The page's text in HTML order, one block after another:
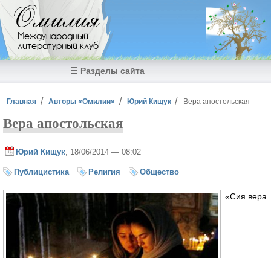
Перейти к основному содержанию
Омилия
Международный
литературный клуб
☰ Разделы сайта
Вы здесь
Главная Авторы «Омилии» Юрий Кищук Вера апостольская
Вера апостольская
Юрий Кищук , 18/06/2014 — 08:02
Публицистика Религия Общество
«Сия вера